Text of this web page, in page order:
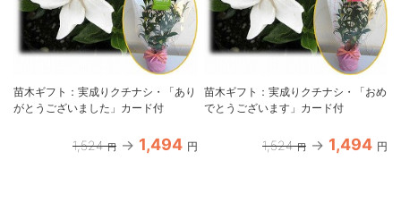
苗木ギフト：実成りクチナシ・「あり
がとうございました」カード付
1,524 円 1,494 円
苗木ギフト：実成りクチナシ・「おめ
でとうございます」カード付
1,524 円 1,494 円